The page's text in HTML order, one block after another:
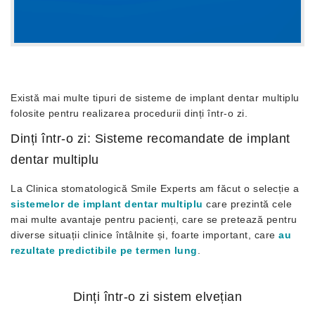
Există mai multe tipuri de sisteme de implant dentar multiplu
folosite pentru realizarea procedurii dinți într-o zi.
Dinți într-o zi: Sisteme recomandate de implant
dentar multiplu
La Clinica stomatologică Smile Experts am făcut o selecție a
sistemelor de implant dentar multiplu care prezintă cele
mai multe avantaje pentru pacienți, care se pretează pentru
diverse situații clinice întâlnite și, foarte important, care au
rezultate predictibile pe termen lung
Dinți într-o zi sistem elvețian